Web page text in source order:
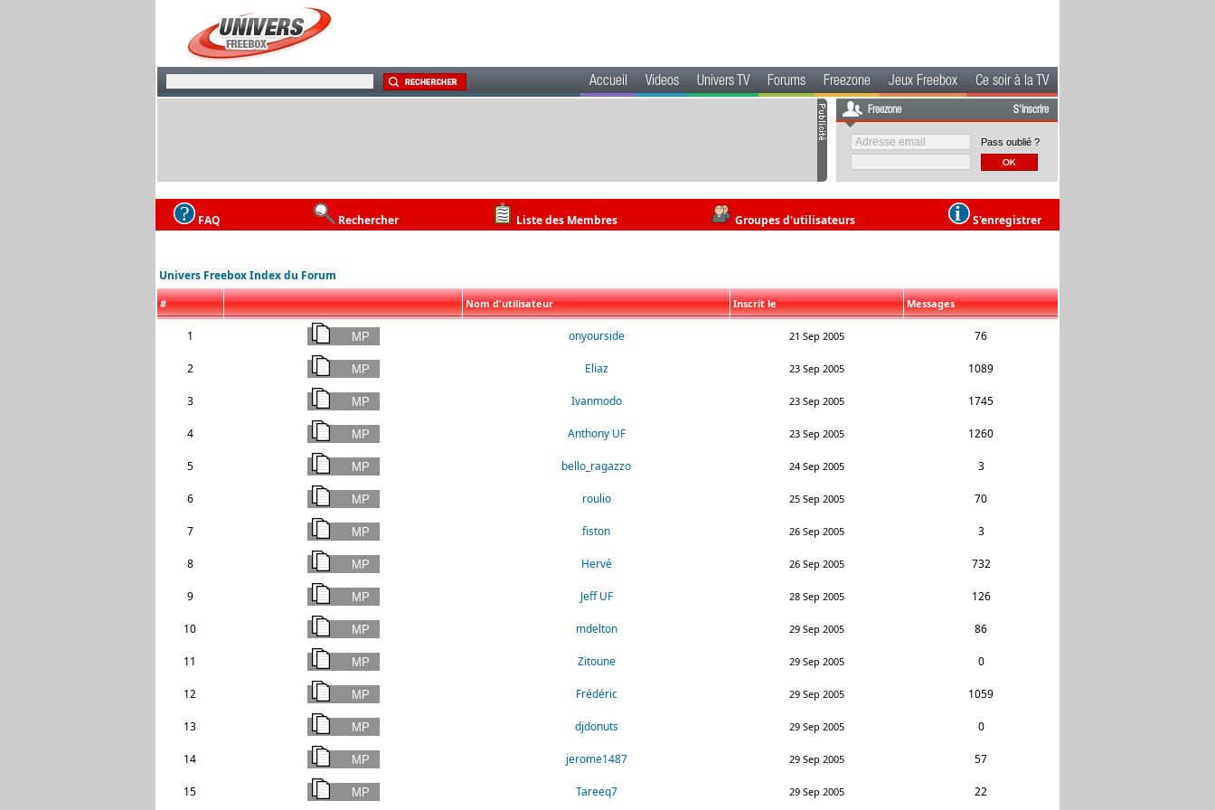
Accueil Videos Univers TV Forums Freezone Jeux Freebox Ce soir à la TV
Freezone S'inscrire
Pass oublié ?
FAQ Rechercher Liste des Membres Groupes d'utilisateurs S'enregistrer
Univers Freebox Index du Forum
# Nom d'utilisateur Inscrit le Messages
1 onyourside 21 Sep 2005 76
2 Eliaz 23 Sep 2005 1089
3 Ivanmodo 23 Sep 2005 1745
4 Anthony UF 23 Sep 2005 1260
5 bello_ragazzo 24 Sep 2005 3
6 roulio 25 Sep 2005 70
7 fiston 26 Sep 2005 3
8 Hervé 26 Sep 2005 732
9 Jeff UF 28 Sep 2005 126
10 mdelton 29 Sep 2005 86
11 Zitoune 29 Sep 2005 0
12 Frédéric 29 Sep 2005 1059
13 djdonuts 29 Sep 2005 0
14 jerome1487 29 Sep 2005 57
15 Tareeq7 29 Sep 2005 22